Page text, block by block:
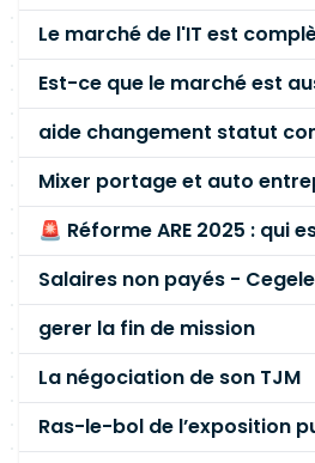
Salaires non payés -
gerer la fin de mission
La négociation de son TJM